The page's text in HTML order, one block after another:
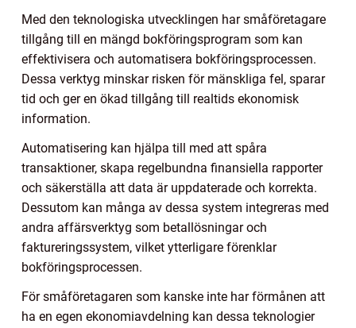
Med den teknologiska utvecklingen har småföretagare
tillgång till en mängd bokföringsprogram som kan
effektivisera och automatisera bokföringsprocessen.
Dessa verktyg minskar risken för mänskliga fel, sparar
tid och ger en ökad tillgång till realtids ekonomisk
information.
Automatisering kan hjälpa till med att spåra
transaktioner, skapa regelbundna finansiella rapporter
och säkerställa att data är uppdaterade och korrekta.
Dessutom kan många av dessa system integreras med
andra affärsverktyg som betallösningar och
faktureringssystem, vilket ytterligare förenklar
bokföringsprocessen.
För småföretagaren som kanske inte har förmånen att
ha en egen ekonomiavdelning kan dessa teknologier